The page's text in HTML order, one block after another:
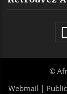
©
Webmail |